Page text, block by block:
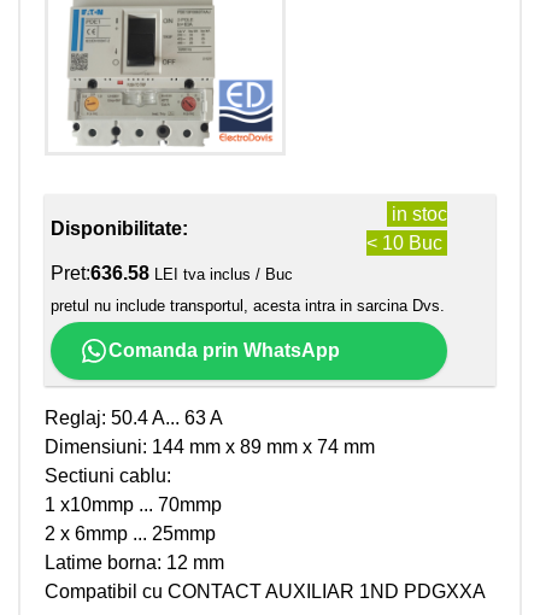
Disponibilitate:
in stoc
< 10 Buc
Pret:636.58 LEI tva inclus / Buc
pretul nu include transportul, acesta intra in sarcina Dvs.
Comanda prin WhatsApp
Reglaj: 50.4 A... 63 A
Dimensiuni: 144 mm x 89 mm x 74 mm
Sectiuni cablu:
1 x10mmp ... 70mmp
2 x 6mmp ... 25mmp
Latime borna: 12 mm
Compatibil cu CONTACT AUXILIAR 1ND PDGXXA